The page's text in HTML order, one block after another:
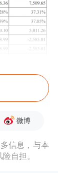
元，发
微博
信息，与本
自担。